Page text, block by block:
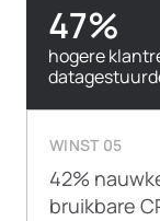
47%
hogere
WINST 05
42%
bruikbare